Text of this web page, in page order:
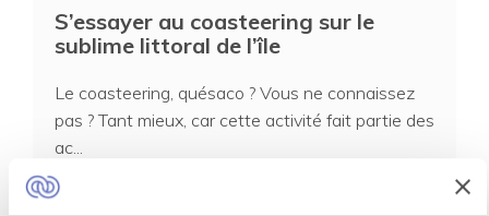
S’essayer au coasteering sur le
sublime littoral de l’île
Le coasteering, quésaco ? Vous ne connaissez
pas ? Tant mieux, car cette activité fait partie des
ac...